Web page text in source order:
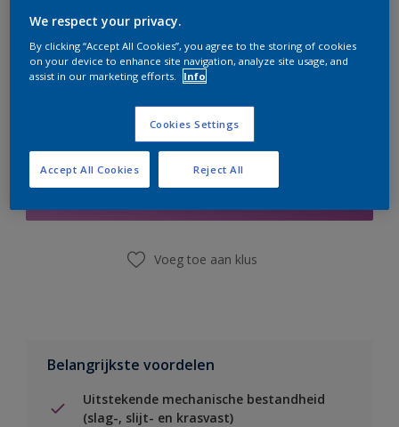
te bestellen. Houd de website in de gaten, we werken
Boodschappenlijst
Voeg toe aan klus
Belangrijkste voordelen
Uitstekende mechanische bestandheid
(slag-, slijt- en krasvast)
We respect your privacy.
By clicking “Accept All Cookies”, you agree to the storing of cookies
on your device to enhance site navigation, analyze site usage, and
assist in our marketing efforts.
Info
Cookies Settings
Reject All
Accept All Cookies